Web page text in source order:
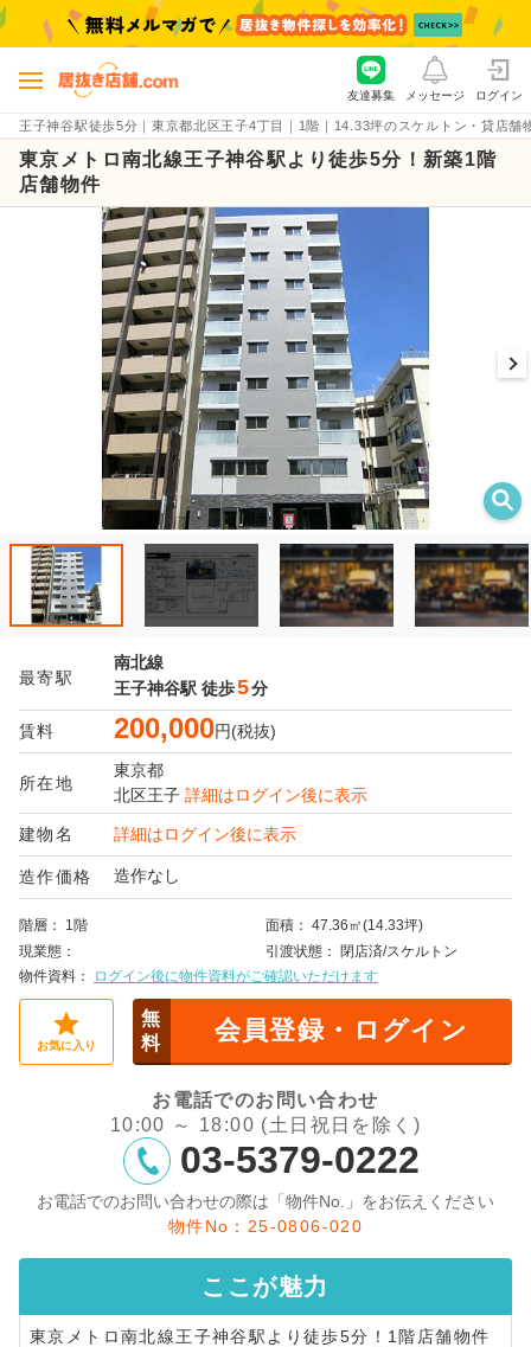
王子神谷駅徒歩5分｜東京都北区王子4丁目｜1階｜14.33坪のスケルトン・貸店
友達募集 メッセージ ログイン
東京メトロ南北線王子神谷駅より徒歩5分！新築1階
店舗物件
最寄駅
南北線
王子神谷駅 徒歩5分
賃料 200,000円(税抜)
所在地
東京都
北区王子 詳細はログイン後に表示
建物名 詳細はログイン後に表示
造作価格 造作なし
階層 1階 面積
47.36㎡(14.33坪)
現業態
引渡状態
閉店済/スケルトン
物件資料
ログイン後に物件資料がご確認いただけます
お気に入り
無
料
会員登録・ログイン
お電話でのお問い合わせ
10:00 ～ 18:00 (土日祝日を除く)
03-5379-0222
お電話でのお問い合わせの際は「物件No.」をお伝えください
物件No：25-0806-020
ここが魅力
東京メトロ南北線王子神谷駅より徒歩5分！1階店舗物件